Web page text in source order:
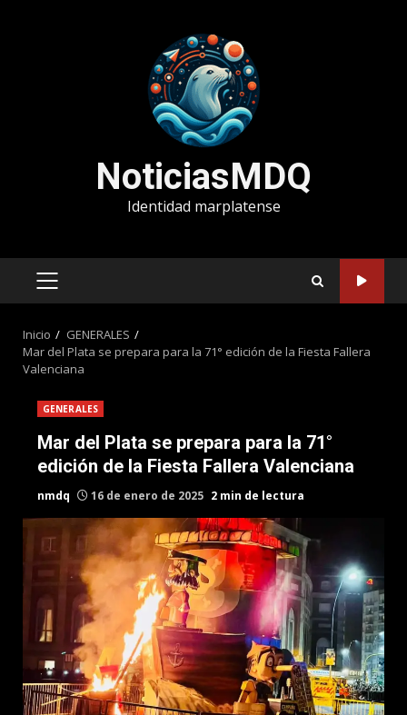
NoticiasMDQ
Identidad marplatense
MENÚ
Inicio
GENERALES
Mar del Plata se prepara para la 71° edición de la Fiesta Fallera
Valenciana
GENERALES
Mar del Plata se prepara para la 71°
edición de la Fiesta Fallera Valenciana
nmdq 16 de enero de 2025 2 min de lectura